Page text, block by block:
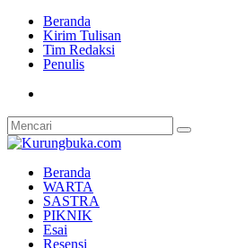
Beranda
Kirim Tulisan
Tim Redaksi
Penulis
Beranda
WARTA
SASTRA
PIKNIK
Esai
Resensi